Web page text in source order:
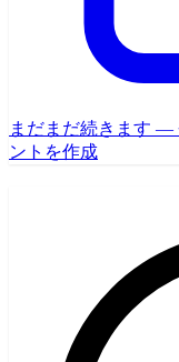
まだまだ続きます —
ントを作成